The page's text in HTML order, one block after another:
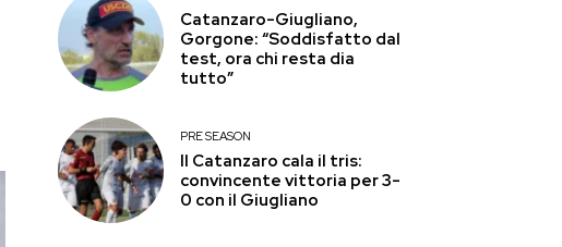
Catanzaro-Giugliano,
Gorgone: “Soddisfatto dal
test, ora chi resta dia
tutto”
PRE SEASON
Il Catanzaro cala il tris:
convincente vittoria per 3-
0 con il Giugliano